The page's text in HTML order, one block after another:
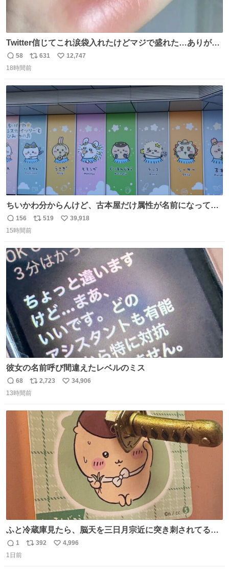
Twitter信じてこれ涙袋入れたけどマジで盛れた…ありがと
う…
返
信
58
リ
ポ
ト
数
631
い
数
12,747
18時間前
ちいかわ分からんけど、古本屋だけ属性が名前になってる
のはどういうこと？
返
信
156
リ
ト
数
519
い
数
39,918
15時間前
彼女の名前呼び間違えたレベルのミス
返
信
68
リ
ポ
ト
数
2,723
い
数
34,906
13時間前
ふと冷蔵庫見たら、脳天を三日月宗近に突き刺されてるく
りまんじゅうパイセンが
返
信
1
リ
392
い
4,996
1日前